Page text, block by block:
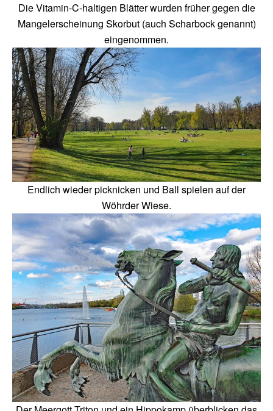
Die Vitamin-C-haltigen Blätter wurden früher gegen die
Mangelerscheinung Skorbut (auch Scharbock genannt)
eingenommen.
Endlich wieder picknicken und Ball spielen auf der
Wöhrder Wiese.